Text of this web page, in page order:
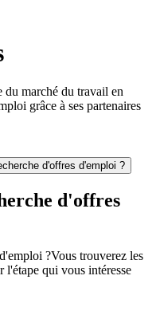
du marché du travail en
grâce à ses partenaires
d'offres d'emploi ?
d'offres
?Vous trouverez les
l'étape qui vous intéresse